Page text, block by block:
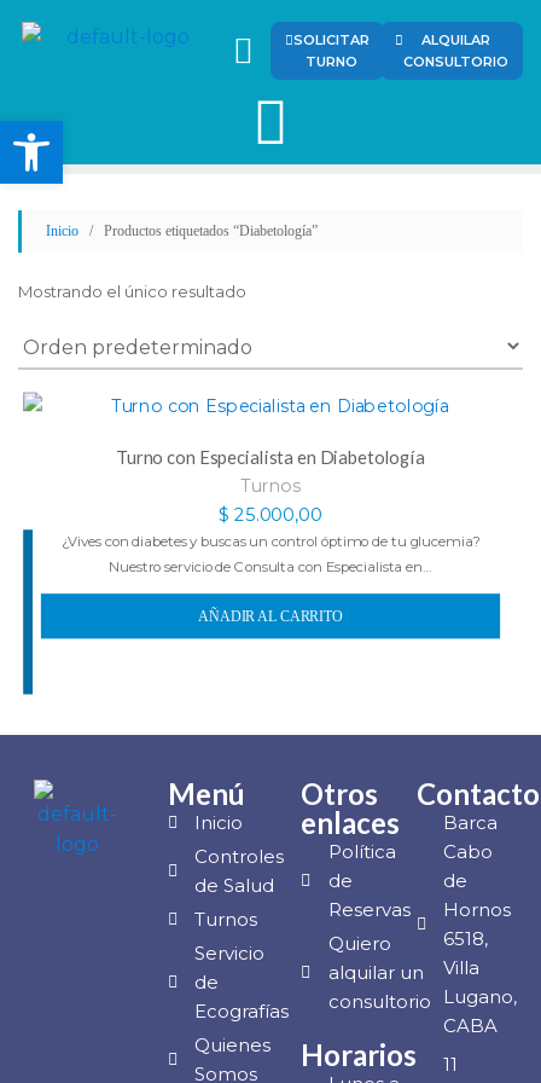
SOLICITAR
TURNO
ALQUILAR
CONSULTORIO
Inicio / Productos etiquetados “Diabetología”
Mostrando el único resultado
Turno con Especialista en Diabetología
Turnos
$ 25.000,00
¿Vives con diabetes y buscas un control óptimo de tu glucemia?
Nuestro servicio de Consulta con Especialista en…
AÑADIR AL CARRITO
Menú
Inicio
Controles
de Salud
Turnos
Servicio
de
Ecografías
Quienes
Somos
Otros
enlaces
Política
de
Reservas
Quiero
alquilar un
consultorio
Horarios
Contacto
Barca
Cabo
de
Hornos
6518,
Villa
Lugano,
CABA
11
Abrir barra de